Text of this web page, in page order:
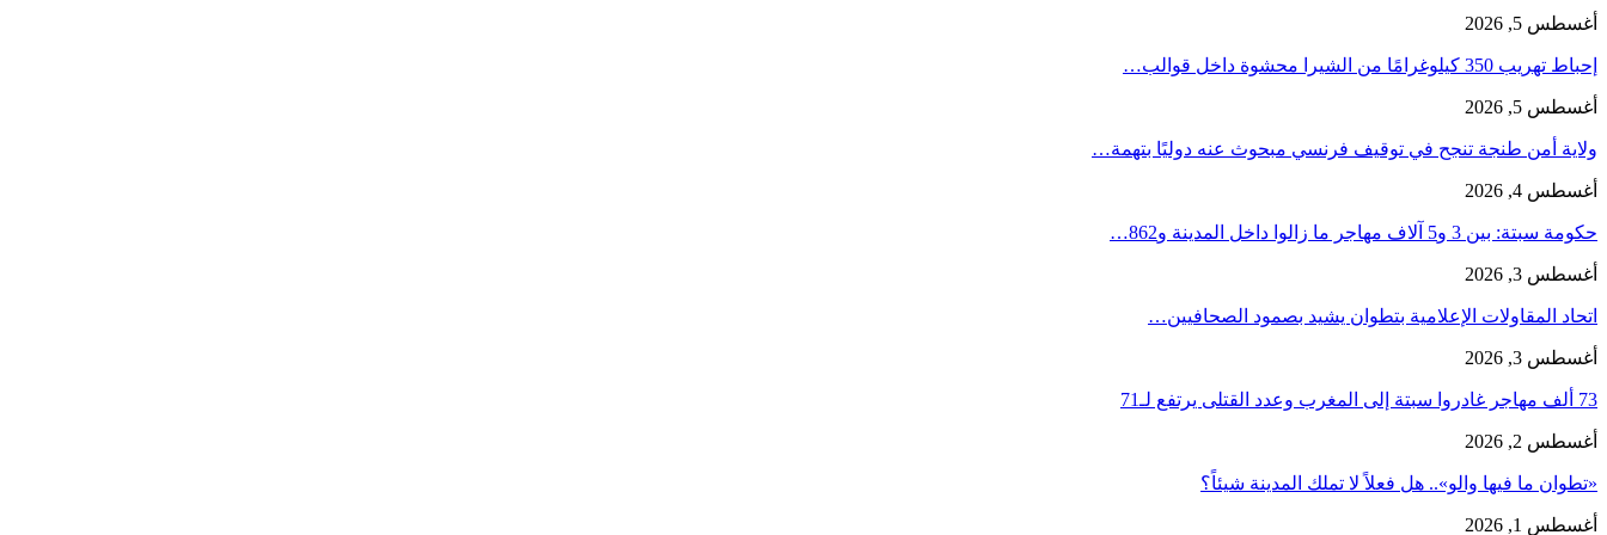
أغسطس 5, 2026
إحباط تهريب 350 كيلوغرامًا من الشيرا محشوة داخل قوالب…
أغسطس 5, 2026
ولاية أمن طنجة تنجح في توقيف فرنسي مبحوث عنه دوليًا بتهمة…
أغسطس 4, 2026
حكومة سبتة: بين 3 و5 آلاف مهاجر ما زالوا داخل المدينة و862…
أغسطس 3, 2026
اتحاد المقاولات الإعلامية بتطوان يشيد بصمود الصحافيين…
أغسطس 3, 2026
73 ألف مهاجر غادروا سبتة إلى المغرب وعدد القتلى يرتفع لـ71
أغسطس 2, 2026
«تطوان ما فيها والو».. هل فعلاً لا تملك المدينة شيئاً؟
أغسطس 1, 2026